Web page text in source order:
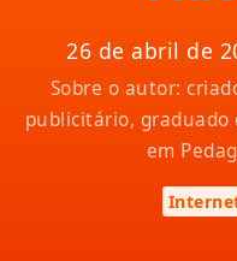
26 de abril de
Sobre o autor:
publicitário, graduado
em